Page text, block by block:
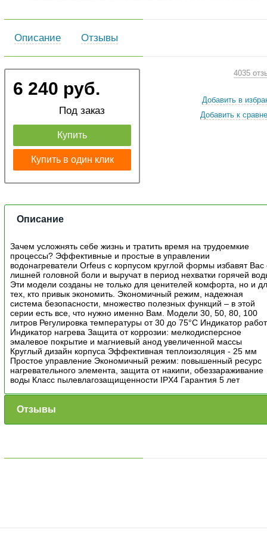
Описание Отзывы
6 240 руб.
Под заказ
Купить
Купить в один клик
4035
Добавить в
Добавить к
Описание
Зачем усложнять себе жизнь и тратить время на трудоемкие
процессы? Эффективные и простые в управлении
водонагреватели Orfeus с корпусом круглой формы избавят Вас
лишней головной боли и выручат в период нехватки горячей
Эти модели созданы не только для ценителей комфорта, но и
тех, кто привык экономить. Экономичный режим, надежная
система безопасности, множество полезных функций – в этой
серии есть все, что нужно именно Вам. Модели 30, 50, 80, 100
литров Регулировка температуры от 30 до 75°С Индикатор
Индикатор нагрева Защита от коррозии: мелкодисперсное
эмалевое покрытие и магниевый анод увеличенной массы
Круглый дизайн корпуса Эффективная теплоизоляция - 25 мм
Простое управление Экономичный режим: повышенный ресурс
нагревательного элемента, защита от накипи, обеззараживание
воды Класс пылевлагозащищенности IPX4 Гарантия 5 лет
Отзывы